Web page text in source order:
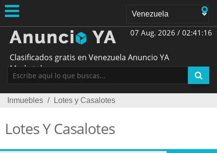
07 Aug. 2026 / 02:41:16
Clasificados gratis en Venezuela Anuncio YA
Marketplace
Inmuebles / Lotes y Casalotes
Lotes Y Casalotes